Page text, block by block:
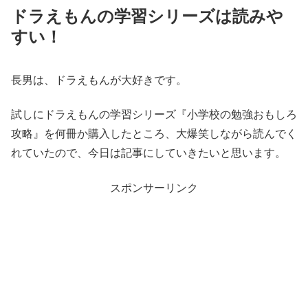
ドラえもんの学習シリーズは読みや
すい！
長男は、ドラえもんが大好きです。
試しにドラえもんの学習シリーズ『小学校の勉強おもしろ
攻略』を何冊か購入したところ、大爆笑しながら読んでく
れていたので、今日は記事にしていきたいと思います。
スポンサーリンク